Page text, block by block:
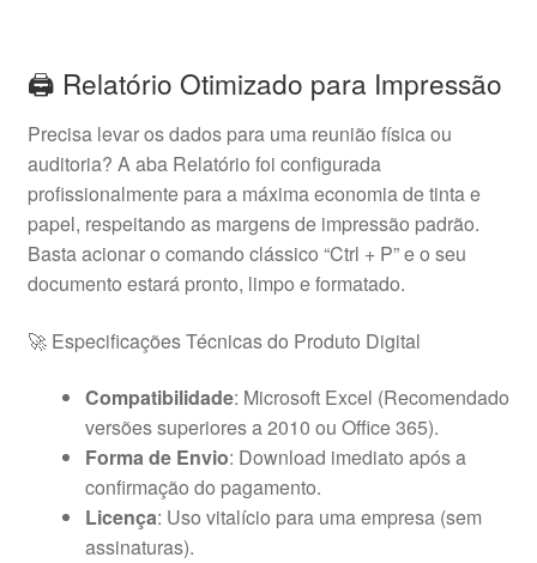
🖨️ Relatório Otimizado para Impressão
Precisa levar os dados para uma reunião física ou
auditoria? A aba Relatório foi configurada
profissionalmente para a máxima economia de tinta e
papel, respeitando as margens de impressão padrão.
Basta acionar o comando clássico “Ctrl + P” e o seu
documento estará pronto, limpo e formatado.
🚀 Especificações Técnicas do Produto Digital
Compatibilidade: Microsoft Excel (Recomendado
versões superiores a 2010 ou Office 365).
Forma de Envio: Download imediato após a
confirmação do pagamento.
Licença: Uso vitalício para uma empresa (sem
assinaturas).